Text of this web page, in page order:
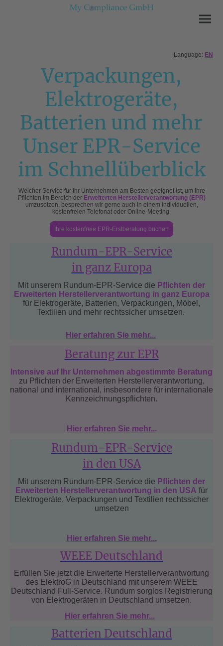
Language: EN
Verpackungen,
Elektrogeräte,
Batterien und mehr
Unser EPR-Service
im Schnellüberblick
Welcher Service für Ihr Unternehmen am Besten geeignet ist, um Ihre
Pflichten im Bereich der Erweiterten Herstellerverantwortung (EPR)
umzusetzen, besprechen wir gerne auch in einem individuellen,
kostenfreien Telefonat oder Online-Meeting.
Ihre kostenfreie EPR-Erstberatung buchen
Rundum-EPR-Service
in ganz Europa
Mit unserem Rundum-EPR-Service die Pflichten der
Erweiterten Herstellerverantwortung in ganz Europa
für Elektrogeräte, Batterien, Verpackungen, Möbel,
Textilien und mehr rechtssicher umsetzen.
Hier erfahren Sie mehr...
Beratung zur EPR
Intensive auf Ihr Unternehmen abgestimmte Beratung
zu Pflichten der Erweiterten Herstellerverantwortung,
national und international, insbesondere für internationale
Kennzeichnungspflichten.
Hier erfahren Sie mehr...
Rundum-EPR-Service
in den USA
Mit unserem Rundum-EPR-Service die Pflichten der
Erweiterten Herstellerverantwortung in den USA für
Elektrogeräte, Verpackungen und Textilien rechtssicher
umsetzen
Hier erfahren Sie mehr...
WEEE Deutschland
Erfüllen Sie jetzt die Erweiterte Herstellerverantwortung
des ElektroG in Deutschland mit unserem WEEE
Deutschland Full-Service. Rundum sorglos Registrierung
von Elektrogeräten in Deutschland umsetzen.
Hier erfahren Sie mehr...
Batterien Deutschland